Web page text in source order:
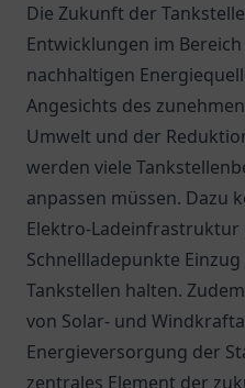
Die Zukunft der
Entwicklungen im
nachhaltigen
Angesichts des
Umwelt und der
werden viele
anpassen müssen. Dazu
Elektro-Ladeinfrastruktur
Schnellladepunkte
Tankstellen halten.
von Solar- und
Energieversorgung der
zentrales Element der